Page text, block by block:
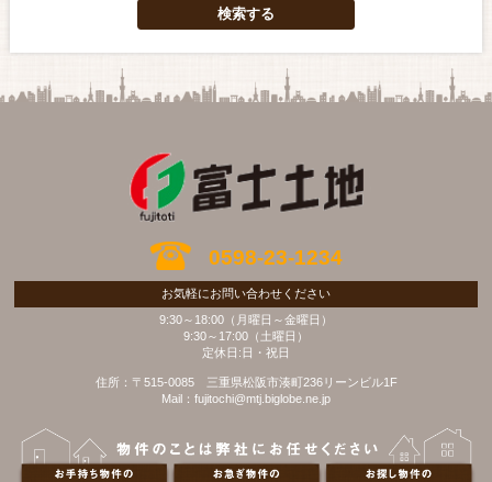
0598-23-1234
お気軽にお問い合わせください
9:30～18:00（月曜日～金曜日）
9:30～17:00（土曜日）
定休日:日・祝日
住所：〒515-0085 三重県松阪市湊町236リーンビル1F
Mail：fujitochi@mtj.biglobe.ne.jp